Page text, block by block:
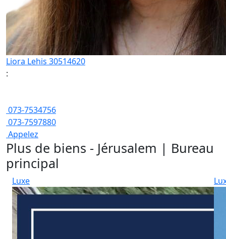
Liora Lehis 30514620
:
073-7534756
073-7597880
Appelez
Plus de biens - Jérusalem | Bureau
principal
Luxe